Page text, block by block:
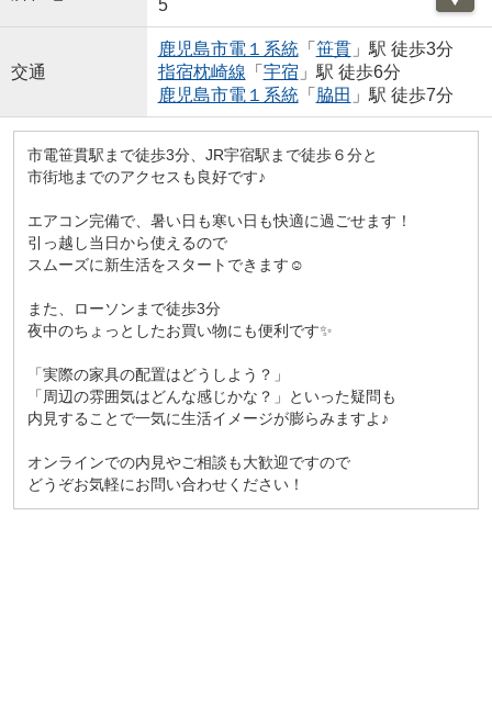
5
交通
鹿児島市電１系統「 笹貫」駅 徒歩3分
指宿枕崎線 「 宇宿 」駅 徒歩6分
鹿児島市電１系統「 脇田 」駅 徒歩7分
市電笹貫駅まで徒歩3分、JR宇宿駅まで徒歩６分と
市街地までのアクセスも良好です♪
エアコン完備で、暑い日も寒い日も快適に過ごせます！
引っ越し当日から使えるので
スムーズに新生活をスタートできます☺
また、ローソンまで徒歩3分
夜中のちょっとしたお買い物にも便利です✨
「実際の家具の配置はどうしよう？」
「周辺の雰囲気はどんな感じかな？」といった疑問も
内見することで一気に生活イメージが膨らみますよ♪
オンラインでの内見やご相談も大歓迎ですので
どうぞお気軽にお問い合わせください！